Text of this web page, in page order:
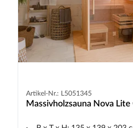
Artikel-Nr.: L5051345
Massivholzsauna Nova